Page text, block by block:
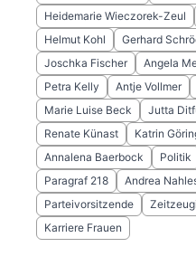
Heidemarie Wieczorek-Zeul
Helmut Kohl
Gerhard
Joschka Fischer
Angela
Petra Kelly
Antje Vollmer
Marie Luise Beck
Jutta
Renate Künast
Katrin
Annalena Baerbock
Politik
Paragraf 218
Andrea
Parteivorsitzende
Karriere Frauen